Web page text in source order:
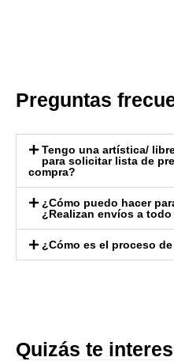
Preguntas
Tengo una artística/
para solicitar lista de
compra?
¿Cómo puedo hacer
¿Realizan envíos a
¿Cómo es el proceso
Quizás te